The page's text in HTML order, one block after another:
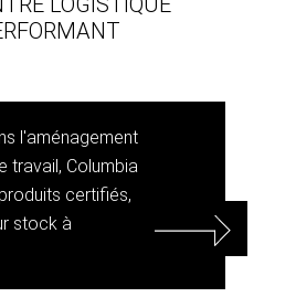
l'aménagement
travail, Columbia
certifiés,
stock à